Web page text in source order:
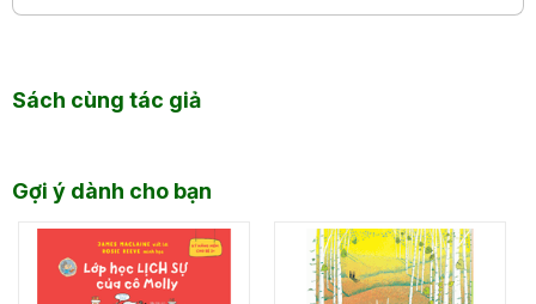
Sách cùng tác giả
Gợi ý dành cho bạn